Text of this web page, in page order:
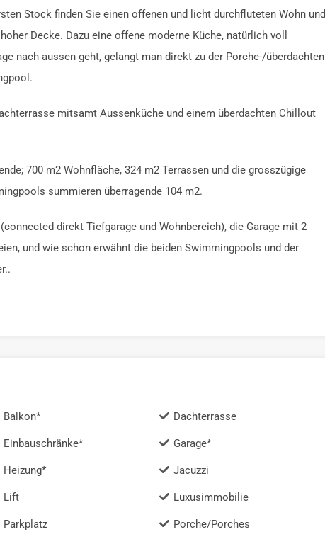
Stock finden Sie einen offenen und licht durchfluteten Wohn und
Decke. Dazu eine offene moderne Küche, natürlich voll
nach aussen geht, gelangt man direkt zu der Porche-/überdachten
mitsamt Aussenküche und einem überdachten Chillout
700 m2 Wohnfläche, 324 m2 Terrassen und die grosszügige
summieren überragende 104 m2.
direkt Tiefgarage und Wohnbereich), die Garage mit 2
und wie schon erwähnt die beiden Swimmingpools und der
Balkon* Dachterrasse
Einbauschränke* Garage*
Heizung* Jacuzzi
Lift Luxusimmobilie
Parkplatz Porche/Porches